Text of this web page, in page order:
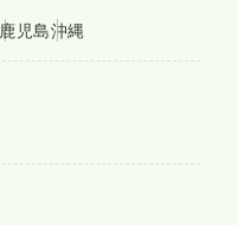
鹿児島沖縄